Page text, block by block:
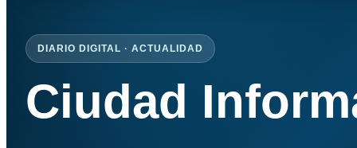
DIARIO DIGITAL · ACTUALIDAD
Ciudad